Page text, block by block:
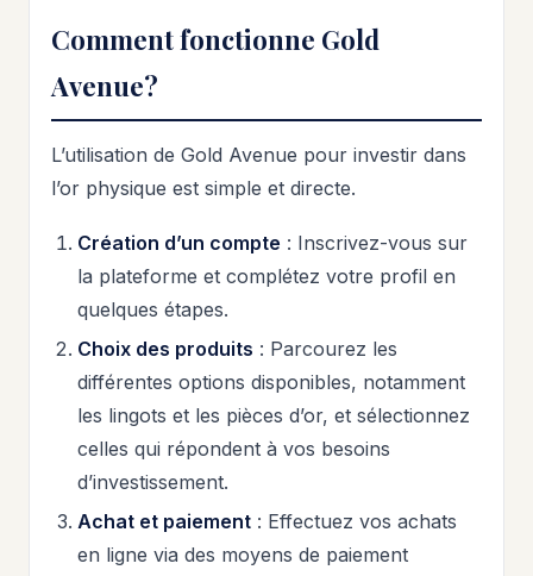
Comment fonctionne Gold
Avenue?
L’utilisation de Gold Avenue pour investir dans
l’or physique est simple et directe.
Création d’un compte : Inscrivez-vous sur
la plateforme et complétez votre profil en
quelques étapes.
Choix des produits : Parcourez les
différentes options disponibles, notamment
les lingots et les pièces d’or, et sélectionnez
celles qui répondent à vos besoins
d’investissement.
Achat et paiement : Effectuez vos achats
en ligne via des moyens de paiement